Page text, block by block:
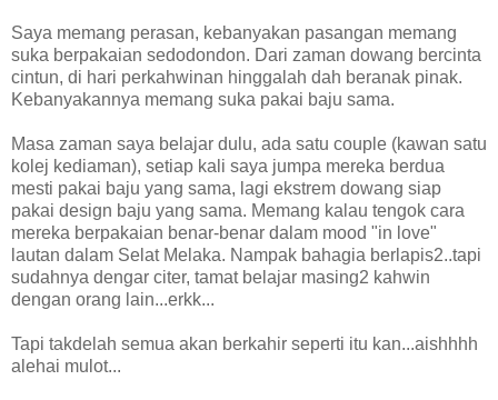
Saya memang perasan, kebanyakan pasangan memang
suka berpakaian sedodondon. Dari zaman dowang bercinta
cintun, di hari perkahwinan hinggalah dah beranak pinak.
Kebanyakannya memang suka pakai baju sama.
Masa zaman saya belajar dulu, ada satu couple (kawan satu
kolej kediaman), setiap kali saya jumpa mereka berdua
mesti pakai baju yang sama, lagi ekstrem dowang siap
pakai design baju yang sama. Memang kalau tengok cara
mereka berpakaian benar-benar dalam mood "in love"
lautan dalam Selat Melaka. Nampak bahagia berlapis2..tapi
sudahnya dengar citer, tamat belajar masing2 kahwin
dengan orang lain...erkk...
Tapi takdelah semua akan berkahir seperti itu kan...aishhhh
alehai mulot...